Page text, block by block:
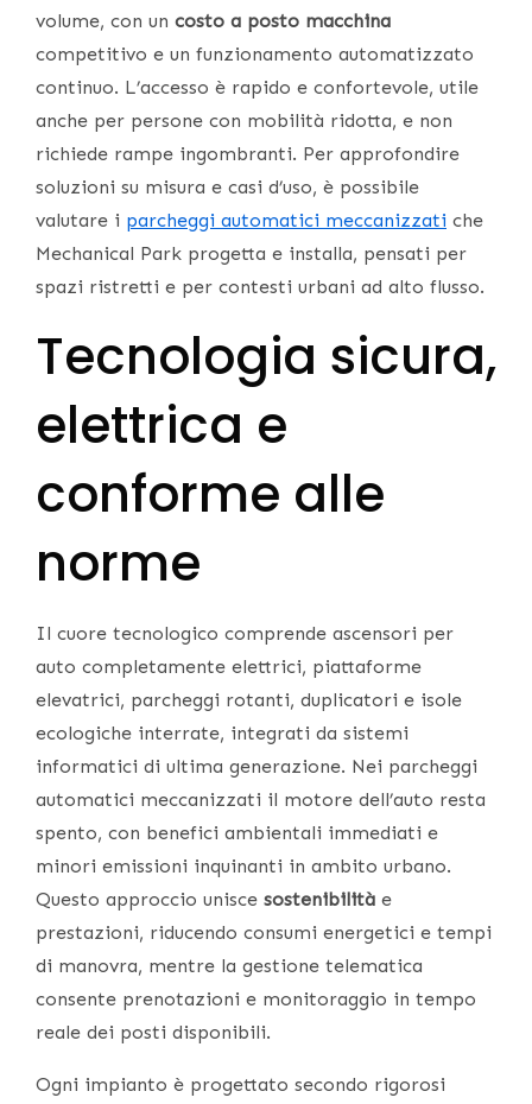
volume, con un costo a posto macchina
competitivo e un funzionamento automatizzato
continuo. L’accesso è rapido e confortevole, utile
anche per persone con mobilità ridotta, e non
richiede rampe ingombranti. Per approfondire
soluzioni su misura e casi d’uso, è possibile
valutare i parcheggi automatici meccanizzati che
Mechanical Park progetta e installa, pensati per
spazi ristretti e per contesti urbani ad alto flusso.
Tecnologia sicura,
elettrica e
conforme alle
norme
Il cuore tecnologico comprende ascensori per
auto completamente elettrici, piattaforme
elevatrici, parcheggi rotanti, duplicatori e isole
ecologiche interrate, integrati da sistemi
informatici di ultima generazione. Nei parcheggi
automatici meccanizzati il motore dell’auto resta
spento, con benefici ambientali immediati e
minori emissioni inquinanti in ambito urbano.
Questo approccio unisce sostenibilità e
prestazioni, riducendo consumi energetici e tempi
di manovra, mentre la gestione telematica
consente prenotazioni e monitoraggio in tempo
reale dei posti disponibili.
Ogni impianto è progettato secondo rigorosi